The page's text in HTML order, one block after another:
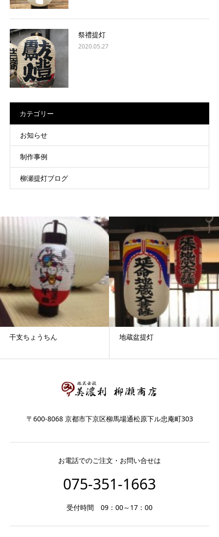
祭禮提灯
2020.05.27
カテゴリー
お知らせ
制作事例
柳瀬提灯ブログ
干支ちょうちん 地蔵盆提灯
〒600-8068 京都市下京区柳馬場通松原下ル忠庵町303
お電話でのご注文・お問い合せは
075-351-1663
受付時間 09：00～17：00